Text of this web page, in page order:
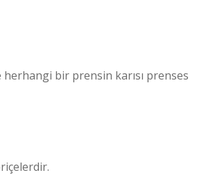
herhangi bir prensin karısı prenses